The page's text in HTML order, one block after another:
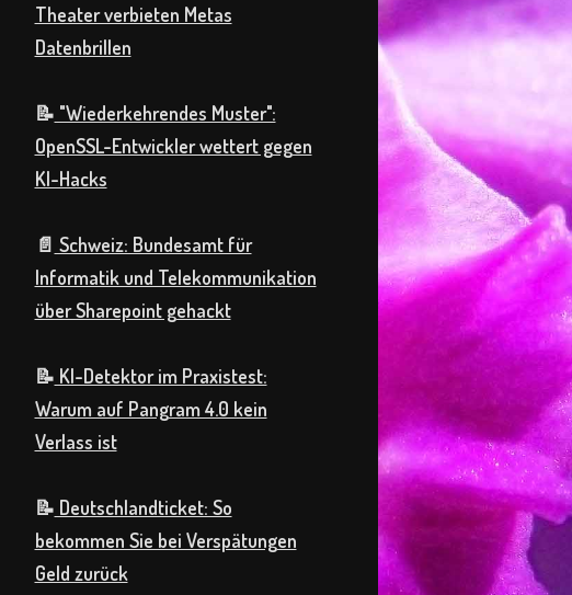
Theater verbieten Metas
Datenbrillen
📝 "Wiederkehrendes Muster":
OpenSSL-Entwickler wettert gegen
KI-Hacks
📄 Schweiz: Bundesamt für
Informatik und Telekommunikation
über Sharepoint gehackt
📝 KI-Detektor im Praxistest:
Warum auf Pangram 4.0 kein
Verlass ist
📝 Deutschlandticket: So
bekommen Sie bei Verspätungen
Geld zurück